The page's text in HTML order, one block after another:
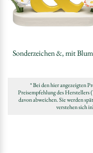
Sonderzeichen &, mit
* Bei den hier angezeigten
Preisempfehlung des
davon abweichen. Sie werden
verstehen sich